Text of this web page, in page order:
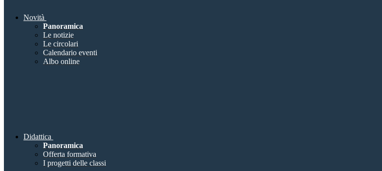
Novità
Panoramica
Le notizie
Le circolari
Calendario eventi
Albo online
Didattica
Panoramica
Offerta formativa
I progetti delle classi